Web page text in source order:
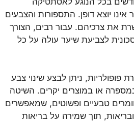
אינו יוצא דופן. התספורות והצבעים
את צרכיהם. עבור רבים, הצורך
לצביעת שיער עולה על כל
ניתן לבצע שינוי צבע
או במוצרים יקרים. השיטה
טבעיים ופשוטים, שמאפשרים
תוך שמירה על בריאות